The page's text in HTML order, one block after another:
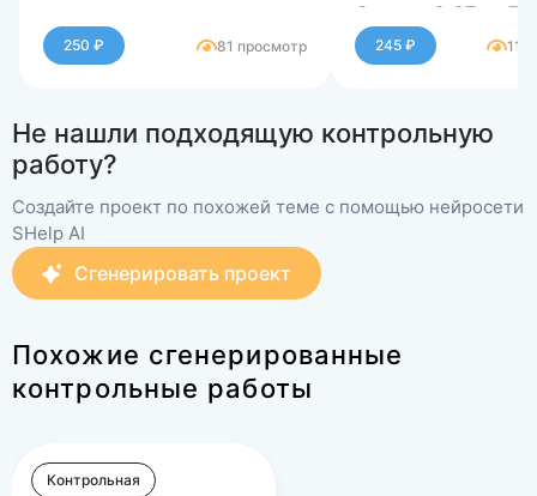
250 ₽ 81 просмотр
Оценка 6,67 из
(95,24%)
245 ₽ 111
Не нашли подходящую контрольную
работу?
Создайте проект по похожей теме с помощью нейросети
SHelp AI
Сгенерировать проект
Похожие сгенерированные
контрольные работы
Контрольная